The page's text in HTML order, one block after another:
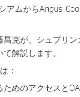
アムからAngus
克が、シュプリ
解説します。
：
めのアクセスと